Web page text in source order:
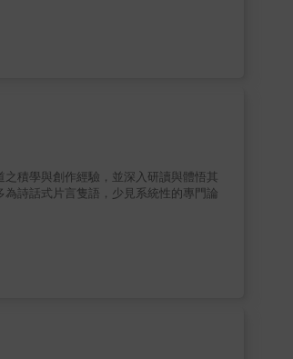
積學與創作經驗，並深入研讀與體悟其
詩話式片言隻語，少見系統性的專門論